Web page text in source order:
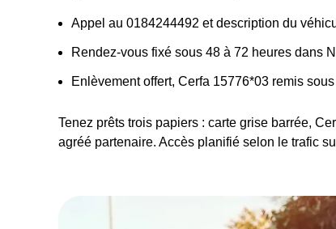
Appel au 0184244492 et description du
Rendez-vous fixé sous 48 à 72 heures dans
Enlèvement offert, Cerfa 15776*03 remis
Tenez prêts trois papiers : carte grise barrée,
agréé partenaire. Accès planifié selon le trafic